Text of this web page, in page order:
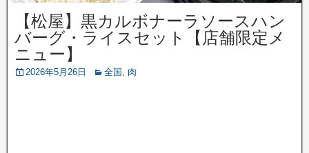
【松屋】黒カルボナーラソースハン
バーグ・ライスセット【店舗限定メ
ニュー】
2026年5月26日 全国 , 肉